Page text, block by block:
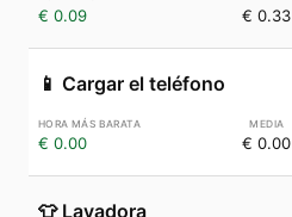
€ 0.09 € 0.33
📱 Cargar el teléfono
€ 0.00 € 0.00
👕 Lavadora